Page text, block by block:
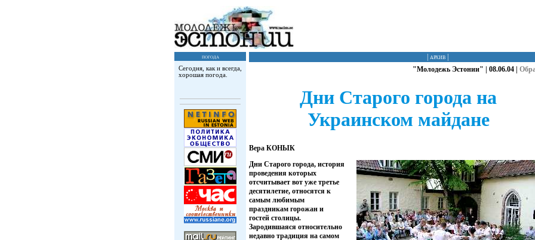
погода
Сегодня, как и всегда,
хорошая погода.
архив
"Молодежь Эстонии" | 08.06.04 |
Дни Старого города на
Украинском майдане
Вера КОНЫК
Дни Старого города, история
проведения которых
отсчитывает вот уже третье
десятилетие, относятся к
самым любимым
праздникам горожан и
гостей столицы.
Зародившаяся относительно
недавно традиция на самом